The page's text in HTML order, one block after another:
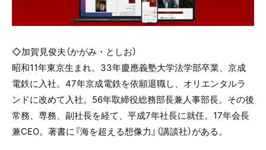
◇加賀見俊夫（かがみ・としお）
昭和11年東京生まれ。 33年慶應義塾大学法学部卒業、京成
電鉄に入社。 47年京成電鉄を依願退職し、オリエンタルラ
ンドに改めて入社。 56年取締役総務部長兼人事部長。その後
常務、専務、副社長を経て、平成7年社長に就任。 17年会長
兼CEO。著書に『海を超える想像力』（講談社）がある。